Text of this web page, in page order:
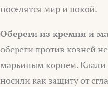
поселятся мир и покой.
Обереги из кремня и
обереги против козней
марьиным корнем. Клали
носили как защиту от